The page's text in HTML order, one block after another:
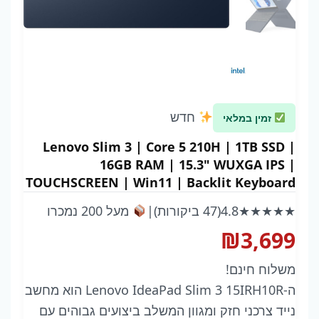
זמין במלאי
חדש
Lenovo Slim 3 | Core 5 210H | 1TB SSD |
16GB RAM | 15.3" WUXGA IPS |
TOUCHSCREEN | Win11 | Backlit Keyboard
| COSMIC BLUE | 3Y Warrnty
★★★★★
4.8(47 ביקורות) | מעל 200 נמכרו
₪3,699
משלוח חינם!
ה-Lenovo IdeaPad Slim 3 15IRH10R הוא מחשב
נייד צרכני חזק ומגוון המשלב ביצועים גבוהים עם